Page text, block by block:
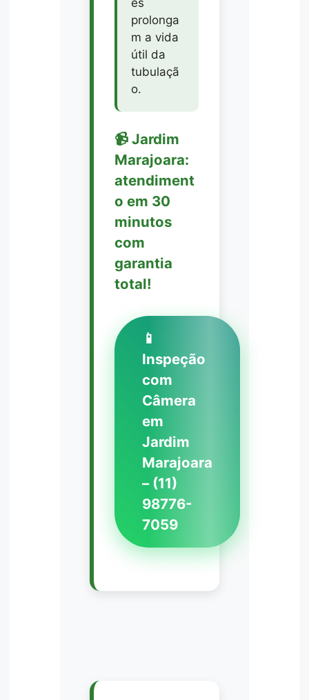
es
prolonga
m a vida
útil da
tubulaçã
o.
📹 Jardim
Marajoara:
atendiment
o em 30
minutos
com
garantia
total!
📱
Inspeção
com
Câmera
em
Jardim
Marajoara
– (11)
98776-
7059